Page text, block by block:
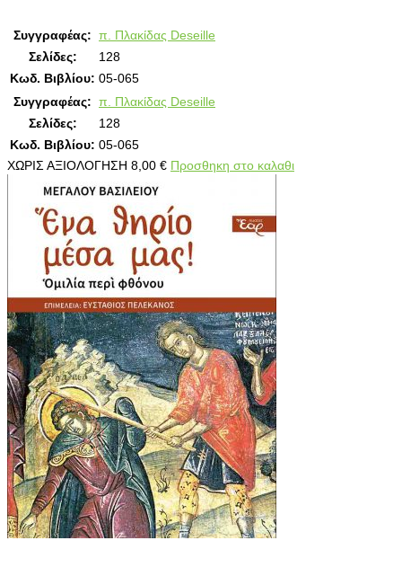
Συγγραφέας: π. Πλακίδας Deseille
Σελίδες:
128
Κωδ. Βιβλίου: 05-065
Συγγραφέας: π. Πλακίδας Deseille
Σελίδες:
128
Κωδ. Βιβλίου: 05-065
ΧΩΡΙΣ ΑΞΙΟΛΟΓΗΣΗ 8,00 € Προσθηκη στο καλαθι